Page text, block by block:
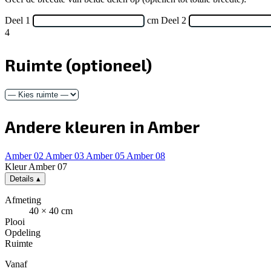
Deel 1 cm Deel 2
4
Ruimte (optioneel)
Andere kleuren in Amber
Amber 02 Amber 03 Amber 05 Amber 08
Kleur Amber 07
Details ▴
Afmeting
40 × 40 cm
Plooi
Opdeling
Ruimte
Vanaf